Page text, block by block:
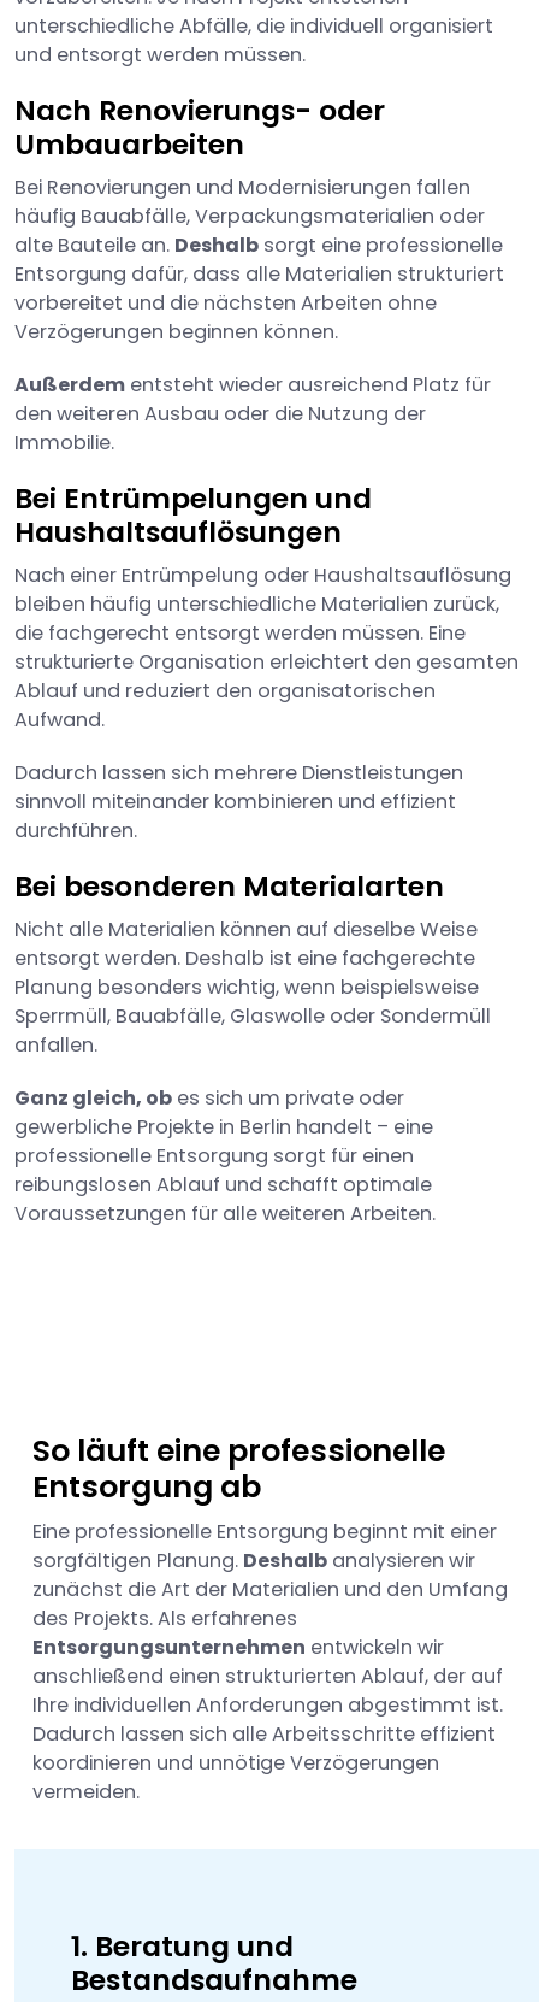
unterschiedliche Abfälle, die individuell organisiert
und entsorgt werden müssen.
Nach Renovierungs- oder
Umbauarbeiten
Bei Renovierungen und Modernisierungen fallen
häufig Bauabfälle, Verpackungsmaterialien oder
alte Bauteile an. Deshalb sorgt eine professionelle
Entsorgung dafür, dass alle Materialien strukturiert
vorbereitet und die nächsten Arbeiten ohne
Verzögerungen beginnen können.
Außerdem entsteht wieder ausreichend Platz für
den weiteren Ausbau oder die Nutzung der
Immobilie.
Bei Entrümpelungen und
Haushaltsauflösungen
Nach einer Entrümpelung oder Haushaltsauflösung
bleiben häufig unterschiedliche Materialien zurück,
die fachgerecht entsorgt werden müssen. Eine
strukturierte Organisation erleichtert den gesamten
Ablauf und reduziert den organisatorischen
Aufwand.
Dadurch lassen sich mehrere Dienstleistungen
sinnvoll miteinander kombinieren und effizient
durchführen.
Bei besonderen Materialarten
Nicht alle Materialien können auf dieselbe Weise
entsorgt werden. Deshalb ist eine fachgerechte
Planung besonders wichtig, wenn beispielsweise
Sperrmüll, Bauabfälle, Glaswolle oder Sondermüll
anfallen.
Ganz gleich, ob es sich um private oder
gewerbliche Projekte in Berlin handelt – eine
professionelle Entsorgung sorgt für einen
reibungslosen Ablauf und schafft optimale
Voraussetzungen für alle weiteren Arbeiten.
So läuft eine professionelle
Entsorgung ab
Eine professionelle Entsorgung beginnt mit einer
sorgfältigen Planung. Deshalb analysieren wir
zunächst die Art der Materialien und den Umfang
des Projekts. Als erfahrenes
Entsorgungsunternehmen entwickeln wir
anschließend einen strukturierten Ablauf, der auf
Ihre individuellen Anforderungen abgestimmt ist.
Dadurch lassen sich alle Arbeitsschritte effizient
koordinieren und unnötige Verzögerungen
vermeiden.
1. Beratung und
Bestandsaufnahme